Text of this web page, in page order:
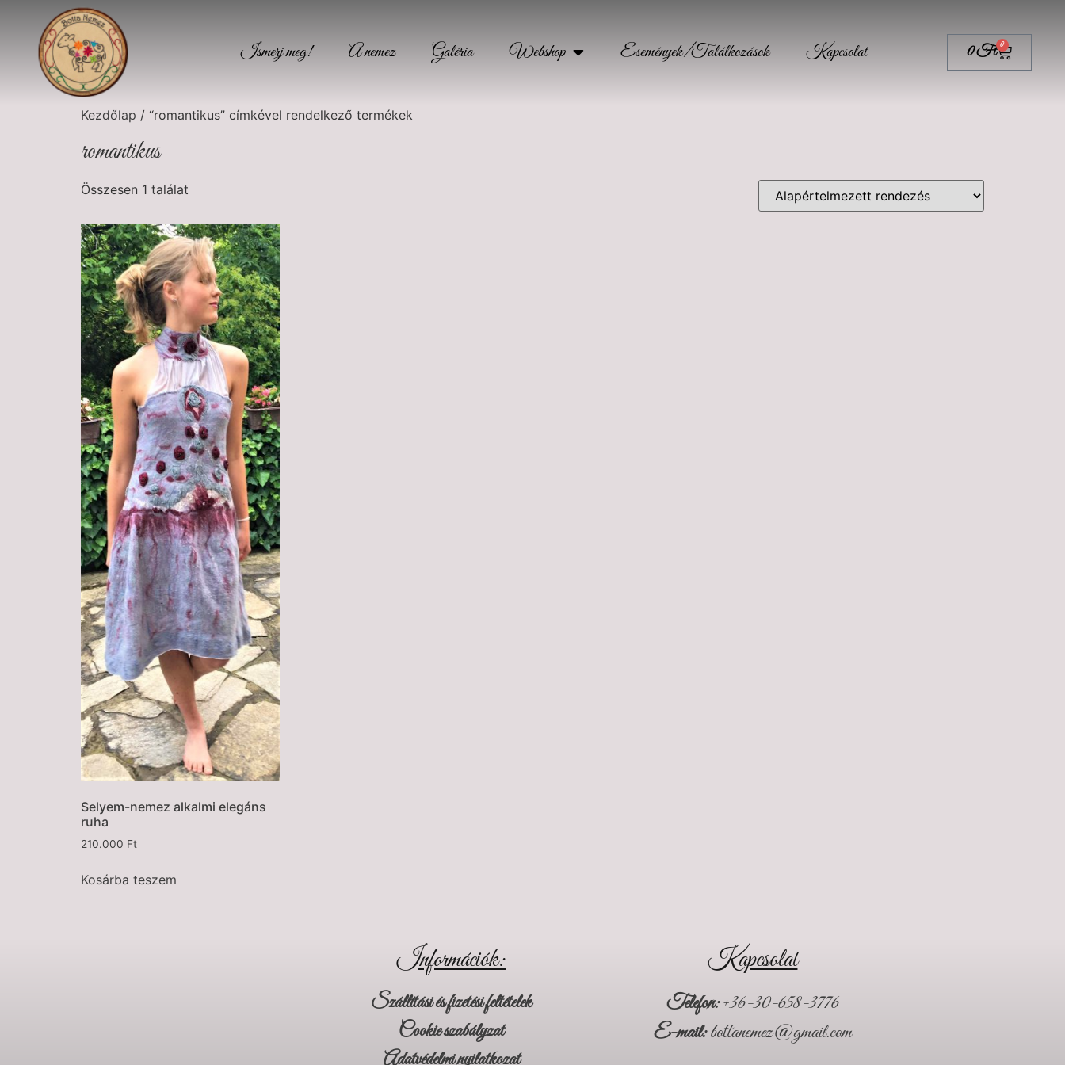
Ismerj meg! A nemez Galéria Webshop Események/Találkozások Kapcsolat 0Ft 0
Kezdőlap / “romantikus” címkével rendelkező termékek
romantikus
Összesen 1 találat
Selyem-nemez alkalmi elegáns
ruha
210.000 Ft
Kosárba teszem
Információk:
Szállítási és fizetési feltételek
Cookie szabályzat
Adatvédelmi nyilatkozat
Kapcsolat
Telefon:+36-30-658-3776
E-mail:bottanemez@gmail.com